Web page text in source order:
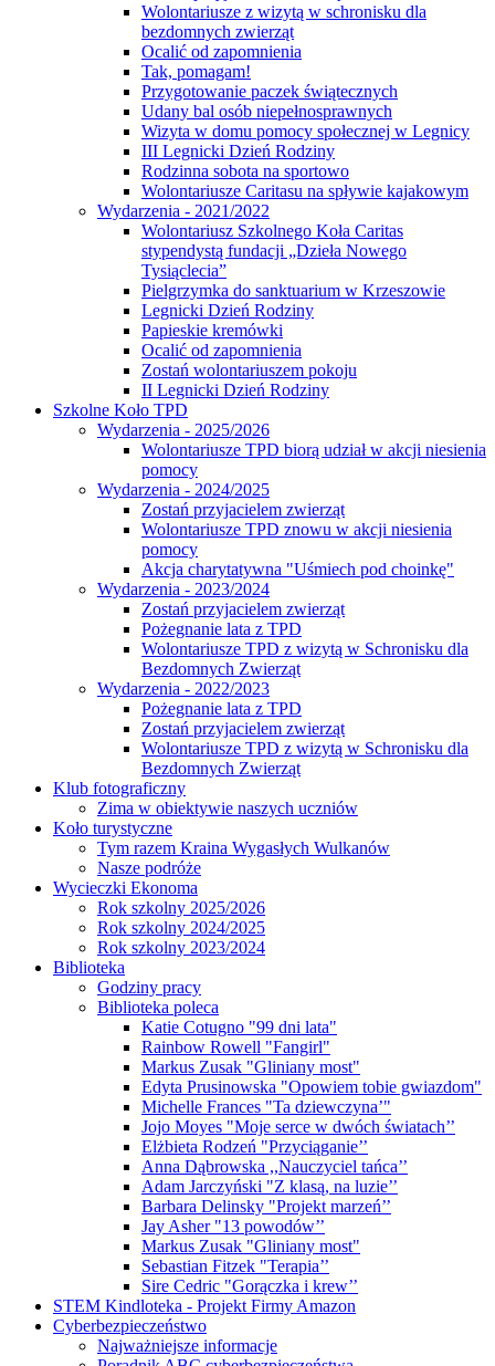
Wolontariusze z wizytą w schronisku dla
bezdomnych zwierząt
Ocalić od zapomnienia
Tak, pomagam!
Przygotowanie paczek świątecznych
Udany bal osób niepełnosprawnych
Wizyta w domu pomocy społecznej w Legnicy
III Legnicki Dzień Rodziny
Rodzinna sobota na sportowo
Wolontariusze Caritasu na spływie kajakowym
Wydarzenia - 2021/2022
Wolontariusz Szkolnego Koła Caritas
stypendystą fundacji „Dzieła Nowego
Tysiąclecia”
Pielgrzymka do sanktuarium w Krzeszowie
Legnicki Dzień Rodziny
Papieskie kremówki
Ocalić od zapomnienia
Zostań wolontariuszem pokoju
II Legnicki Dzień Rodziny
Szkolne Koło TPD
Wydarzenia - 2025/2026
Wolontariusze TPD biorą udział w akcji niesienia
pomocy
Wydarzenia - 2024/2025
Zostań przyjacielem zwierząt
Wolontariusze TPD znowu w akcji niesienia
pomocy
Akcja charytatywna "Uśmiech pod choinkę"
Wydarzenia - 2023/2024
Zostań przyjacielem zwierząt
Pożegnanie lata z TPD
Wolontariusze TPD z wizytą w Schronisku dla
Bezdomnych Zwierząt
Wydarzenia - 2022/2023
Pożegnanie lata z TPD
Zostań przyjacielem zwierząt
Wolontariusze TPD z wizytą w Schronisku dla
Bezdomnych Zwierząt
Klub fotograficzny
Zima w obiektywie naszych uczniów
Koło turystyczne
Tym razem Kraina Wygasłych Wulkanów
Nasze podróże
Wycieczki Ekonoma
Rok szkolny 2025/2026
Rok szkolny 2024/2025
Rok szkolny 2023/2024
Biblioteka
Godziny pracy
Biblioteka poleca
Katie Cotugno "99 dni lata"
Rainbow Rowell "Fangirl"
Markus Zusak "Gliniany most"
Edyta Prusinowska "Opowiem tobie gwiazdom"
Michelle Frances "Ta dziewczyna’"
Jojo Moyes "Moje serce w dwóch światach’’
Elżbieta Rodzeń "Przyciąganie’’
Anna Dąbrowska ,,Nauczyciel tańca’’
Adam Jarczyński "Z klasą, na luzie’’
Barbara Delinsky "Projekt marzeń’’
Jay Asher "13 powodów’’
Markus Zusak "Gliniany most"
Sebastian Fitzek "Terapia’’
Sire Cedric "Gorączka i krew’’
STEM Kindloteka - Projekt Firmy Amazon
Cyberbezpieczeństwo
Najważniejsze informacje